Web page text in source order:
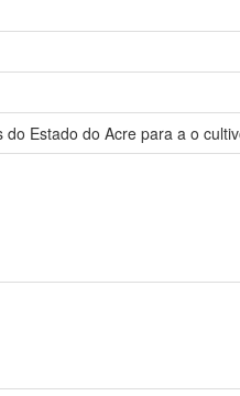
Estado do Acre para a o